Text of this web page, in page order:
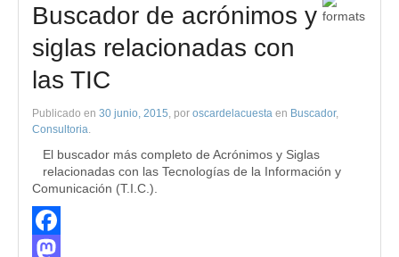
Buscador de acrónimos y
siglas relacionadas con
las TIC
Publicado en 30 junio, 2015, por oscardelacuesta en Buscador,
Consultoria.
El buscador más completo de Acrónimos y Siglas
relacionadas con las Tecnologías de la Información y
Comunicación (T.I.C.).
Facebook